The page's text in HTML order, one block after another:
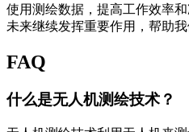
使用测绘数据，提高工作效率
未来继续发挥重要作用，帮助我
FAQ
什么是无人机测绘技术？